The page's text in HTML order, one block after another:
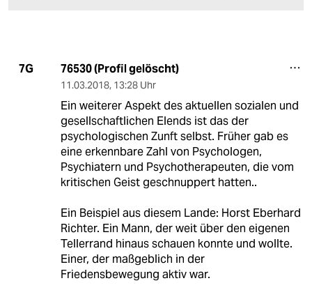
7G 76530 (Profil gelöscht)
11.03.2018, 13:28 Uhr
Ein weiterer Aspekt des aktuellen sozialen und
gesellschaftlichen Elends ist das der
psychologischen Zunft selbst. Früher gab es
eine erkennbare Zahl von Psychologen,
Psychiatern und Psychotherapeuten, die vom
kritischen Geist geschnuppert hatten..
Ein Beispiel aus diesem Lande: Horst Eberhard
Richter. Ein Mann, der weit über den eigenen
Tellerrand hinaus schauen konnte und wollte.
Einer, der maßgeblich in der
Friedensbewegung aktiv war.